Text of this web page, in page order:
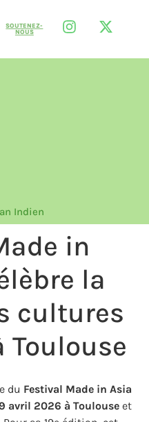
SOUTENEZ-
NOUS
Indien
in
la
cultures
du Festival Made in Asia
avril 2026 à Toulouse et